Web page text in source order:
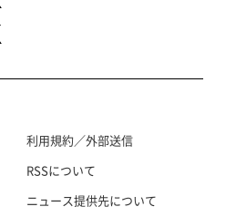
利用規約／外部送信
RSSについて
ニュース提供先について